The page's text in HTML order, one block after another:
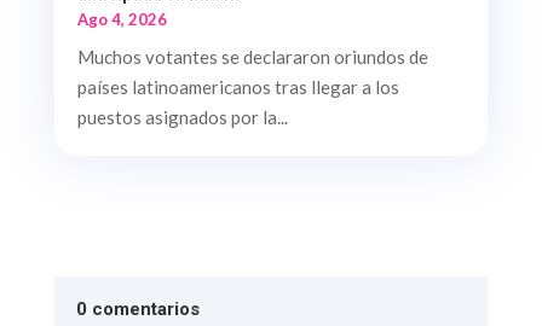
Ago 4, 2026
Muchos votantes se declararon oriundos de
países latinoamericanos tras llegar a los
puestos asignados por la...
0 comentarios